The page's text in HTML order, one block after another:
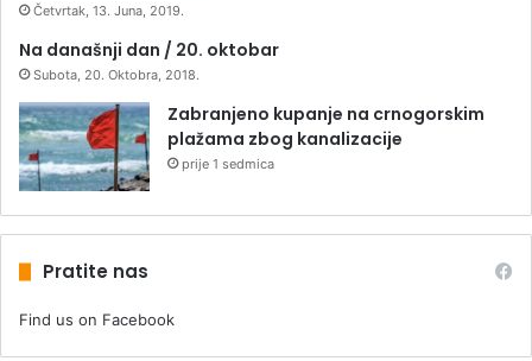
Četvrtak, 13. Juna, 2019.
Na današnji dan / 20. oktobar
Subota, 20. Oktobra, 2018.
Zabranjeno kupanje na crnogorskim
plažama zbog kanalizacije
prije 1 sedmica
Pratite nas
Find us on Facebook